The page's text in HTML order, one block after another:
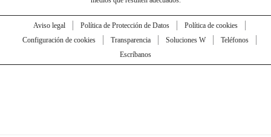
Aviso legal Política de Protección de Datos
Política de cookies
Configuración de cookies
Transparencia Soluciones W
Teléfonos
Escríbanos